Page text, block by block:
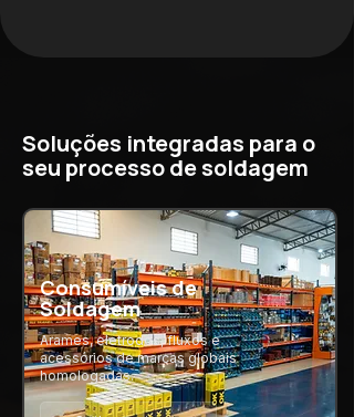
Soluções integradas para o
seu processo de soldagem
Consumíveis de
Soldagem
Arames, eletrodos, fluxos e
acessórios de marcas globais
homologadas.